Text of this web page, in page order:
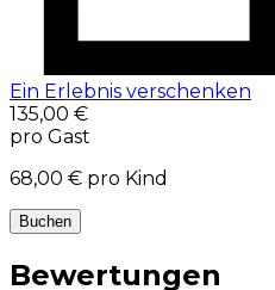
Ein Erlebnis verschenken
135,00 €
pro Gast
68,00 € pro Kind
Buchen
Bewertungen